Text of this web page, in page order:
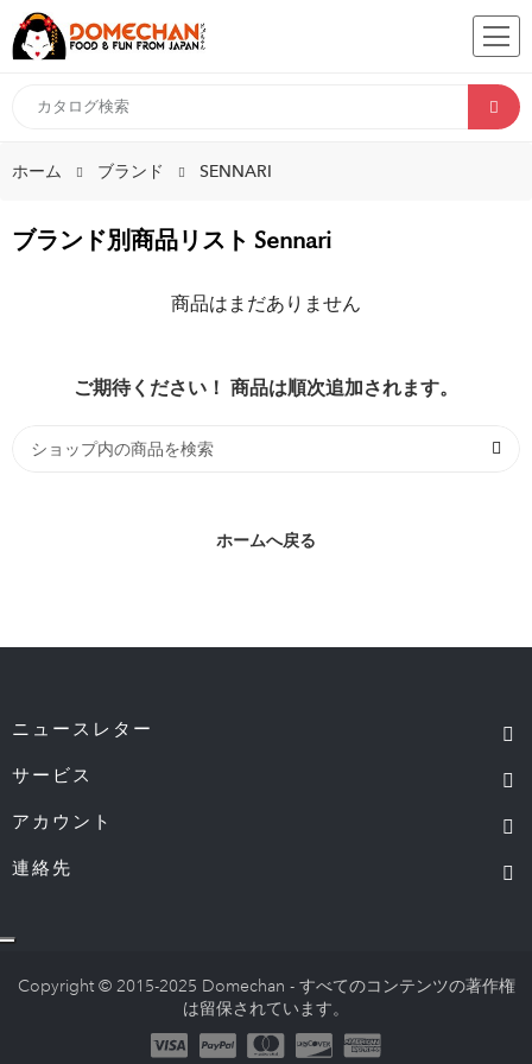
ホーム ブランド SENNARI
ブランド別商品リスト Sennari
商品はまだありません
ご期待ください！ 商品は順次追加されます。
ホームへ戻る
ニュースレター
サービス
アカウント
連絡先
Copyright © 2015-2025 Domechan - すべてのコンテンツの著作権
は留保されています。